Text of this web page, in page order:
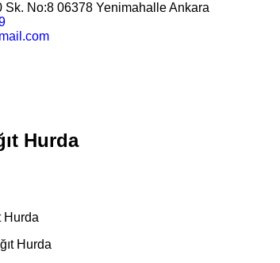
Sk. No:8 06378 Yenimahalle Ankara
Hurda
Hurda